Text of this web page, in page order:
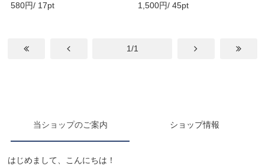
んぴつ 筆記用..
580円/ 17pt
｜ えんぴつ ..
1,500円/ 45pt
1/1
当ショップのご案内 ショップ情報
はじめまして、こんにちは！